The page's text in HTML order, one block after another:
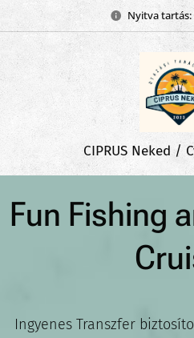
Nyitva tartás:
CIPRUS Neked /
Fun Fishing
Ingyenes Transzfer